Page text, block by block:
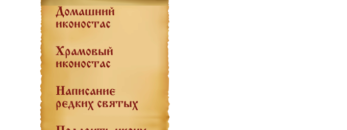
Домашний
иконостас
Храмовый
иконостас
Написание
редких святых